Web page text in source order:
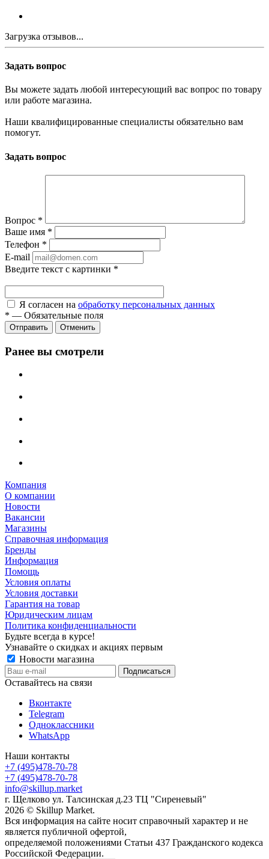
Загрузка отзывов...
Задать вопрос
Вы можете задать любой интересующий вас вопрос по товару
или работе магазина.
Наши квалифицированные специалисты обязательно вам
помогут.
Задать вопрос
Вопрос *
Ваше имя *
Телефон *
E-mail
Введите текст с картинки *
Я согласен на обработку персональных данных
* — Обязательные поля
Отправить Отменить
Ранее вы смотрели
Компания
О компании
Новости
Вакансии
Магазины
Справочная информация
Бренды
Информация
Помощь
Условия оплаты
Условия доставки
Гарантия на товар
Юридическим лицам
Политика конфиденциальности
Будьте всегда в курсе!
Узнавайте о скидках и акциях первым
Новости магазина
Оставайтесь на связи
Вконтакте
Telegram
Одноклассники
WhatsApp
Наши контакты
+7 (495)478-70-78
+7 (495)478-70-78
info@skillup.market
г. Щелково ул. Талсинская д.23 ТЦ "Сиреневый"
2026 © Skillup Market.
Вся информация на сайте носит справочный характер и не
является публичной офертой,
определяемой положениями Статьи 437 Гражданского кодекса
Российской Федерации.